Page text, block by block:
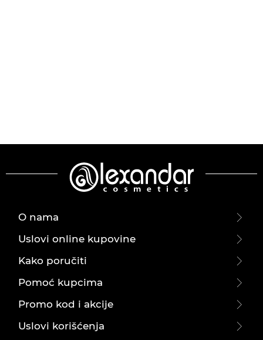
O nama
Uslovi online kupovine
Kako poručiti
Pomoć kupcima
Promo kod i akcije
Uslovi korišćenja